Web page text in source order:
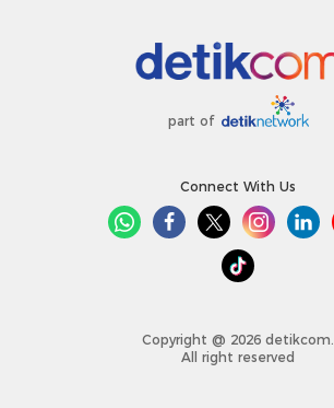
part of
Connect With Us
Copyright @ 2026 detikcom.
All right reserved